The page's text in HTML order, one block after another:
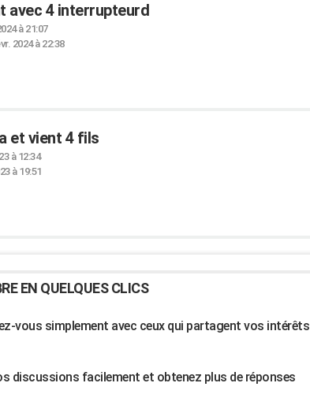
avec 4 interrupteurd
à 21:07
2024 à 22:38
et vient 4 fils
à 12:34
à 19:51
EN QUELQUES CLICS
vous simplement avec ceux qui partagent vos intérêts
discussions facilement et obtenez plus de réponses